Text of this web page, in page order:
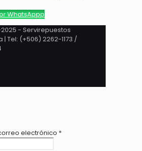
WhatsAppp
- Servirepuestos
| Tel: (+506) 2262-1173 /
electrónico *